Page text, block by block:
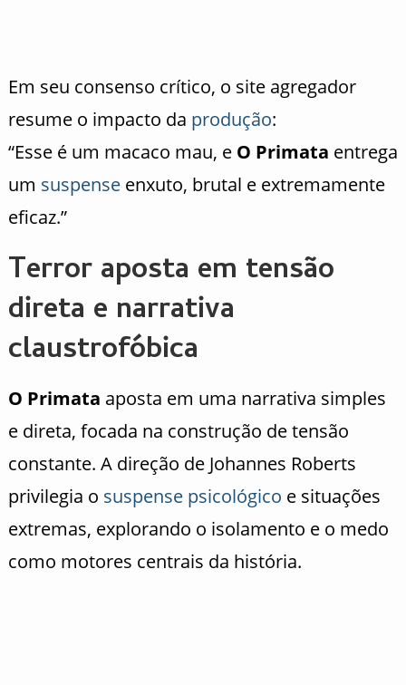
Em seu consenso crítico, o site agregador
resume o impacto da produção:
“Esse é um macaco mau, e O Primata entrega
um suspenseenxuto, brutal e extremamente
eficaz.”
Terror aposta em tensão
direta e narrativa
claustrofóbica
O Primata aposta em uma narrativa simples
e direta, focada na construção de tensão
constante. A direção de Johannes Roberts
privilegia o suspense psicológico e situações
extremas, explorando o isolamento e o medo
como motores centrais da história.